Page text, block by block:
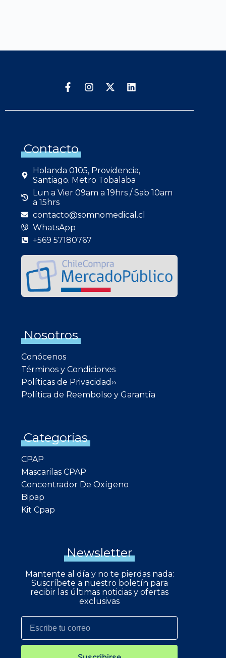
Contacto
Holanda 0105, Providencia,
Santiago. Metro Tobalaba
Lun a Vier 09am a 19hrs / Sab 10am
a 15hrs
contacto@somnomedical.cl
WhatsApp
+569 57180767
Nosotros
Conócenos
Términos y Condiciones
Políticas de Privacidad››
Política de Reembolso y Garantía
Categorías
CPAP
Mascarilas CPAP
Concentrador De Oxígeno
Bipap
Kit Cpap
Newsletter
Mantente al día y no te pierdas nada:
Suscríbete a nuestro boletín para
recibir las últimas noticias y ofertas
exclusivas